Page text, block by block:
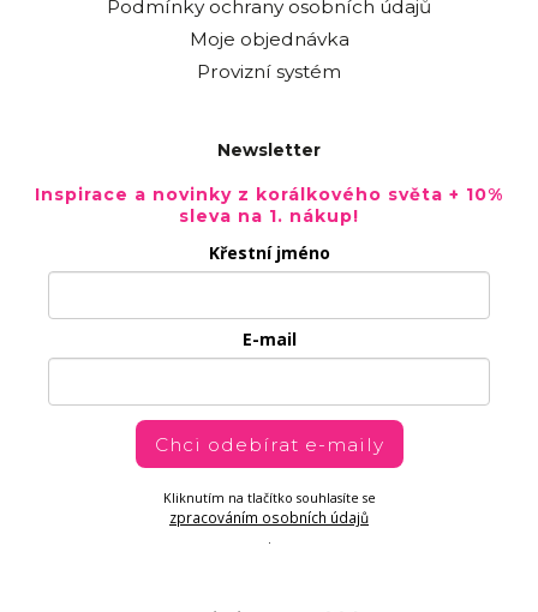
Podmínky ochrany osobních údajů
Moje objednávka
Provizní systém
Newsletter
Inspirace a novinky z korálkového světa + 10%
sleva na 1. nákup!
Křestní jméno
E-mail
Chci odebírat e-maily
Kliknutím na tlačítko souhlasíte se
zpracováním osobních údajů
.